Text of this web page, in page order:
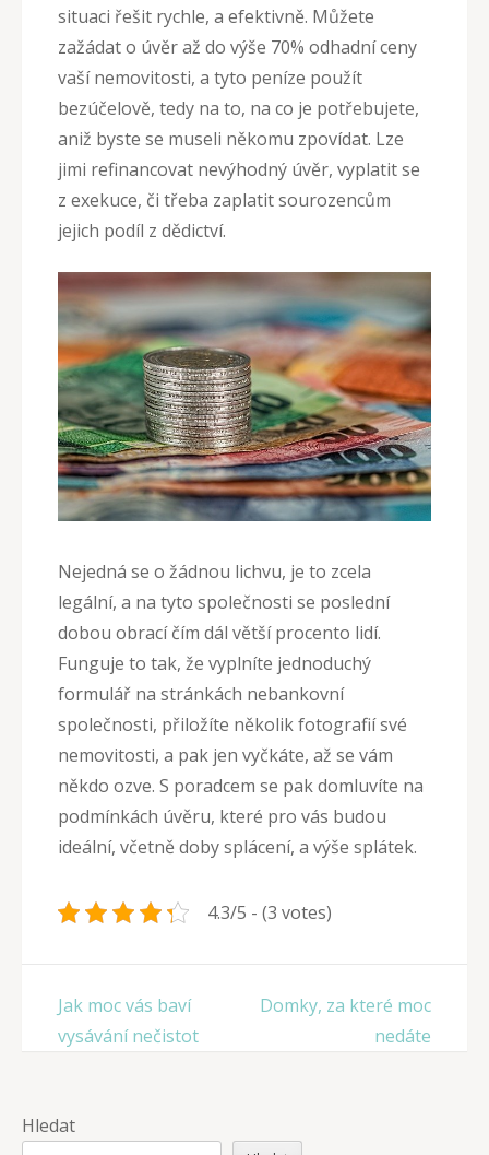
situaci řešit rychle, a efektivně. Můžete
zažádat o úvěr až do výše 70% odhadní ceny
vaší nemovitosti, a tyto peníze použít
bezúčelově, tedy na to, na co je potřebujete,
aniž byste se museli někomu zpovídat. Lze
jimi refinancovat nevýhodný úvěr, vyplatit se
z exekuce, či třeba zaplatit sourozencům
jejich podíl z dědictví.
Nejedná se o žádnou lichvu, je to zcela
legální, a na tyto společnosti se poslední
dobou obrací čím dál větší procento lidí.
Funguje to tak, že vyplníte jednoduchý
formulář na stránkách nebankovní
společnosti, přiložíte několik fotografií své
nemovitosti, a pak jen vyčkáte, až se vám
někdo ozve. S poradcem se pak domluvíte na
podmínkách úvěru, které pro vás budou
ideální, včetně doby splácení, a výše splátek.
4.3/5 - (3 votes)
Navigace
pro
Jak moc vás baví
vysávání nečistot
Domky, za které moc
nedáte
Hledat